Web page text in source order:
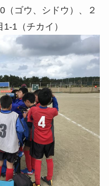
ゴウ、シドウ）、２
1（チカイ）